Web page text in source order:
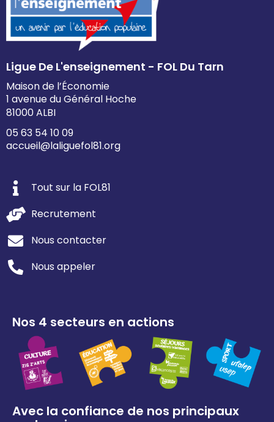
Ligue De L'enseignement - FOL Du Tarn
Maison de l’Économie
1 avenue du Général Hoche
81000 ALBI
05 63 54 10 09
accueil@laliguefol81.org
Tout sur la FOL81
Recrutement
Nous contacter
Nous appeler
Nos 4 secteurs en actions
Avec la confiance de nos principaux